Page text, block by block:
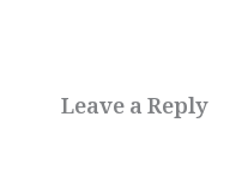
Leave a Reply